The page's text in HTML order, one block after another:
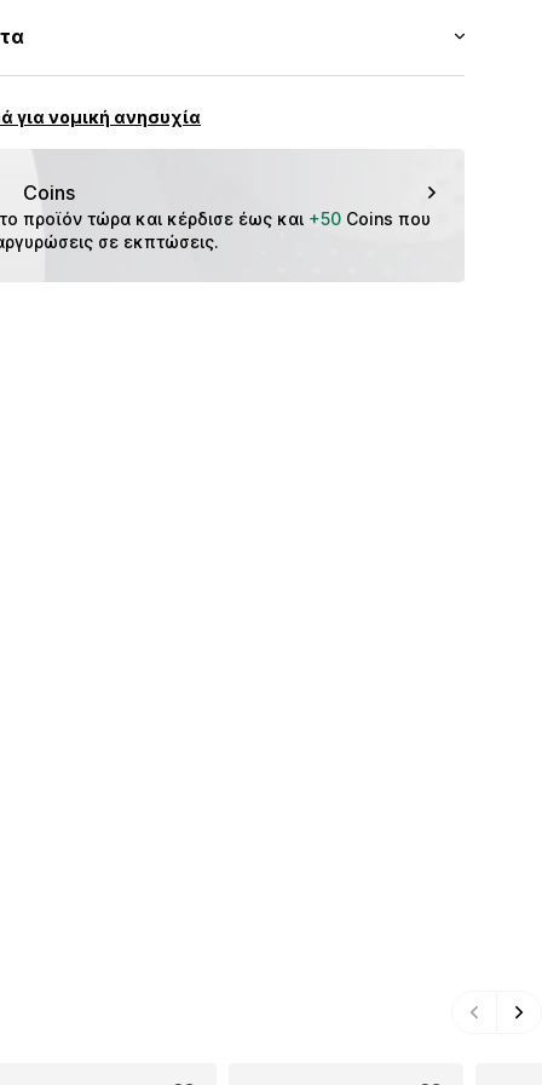
για νομική ανησυχία
Coins
προϊόν τώρα και κέρδισε έως και +50 Coins που
σε εκπτώσεις.